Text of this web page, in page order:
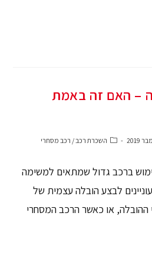
– האם זה באמת
השכרת רכב/ רכב מסחרי
ברכב גדול שמתאים למשימה
לבצע הובלה עצמית של
או כאשר הרכב המסחרי